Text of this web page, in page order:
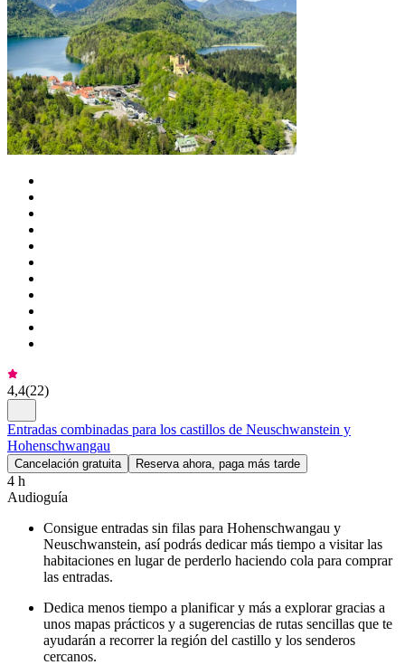
4,4(22)
Entradas combinadas para los castillos de Neuschwanstein y
Hohenschwangau
Cancelación gratuita Reserva ahora, paga más tarde
4 h
Audioguía
Consigue entradas sin filas para Hohenschwangau y
Neuschwanstein, así podrás dedicar más tiempo a visitar las
habitaciones en lugar de perderlo haciendo cola para comprar
las entradas.
Dedica menos tiempo a planificar y más a explorar gracias a
unos mapas prácticos y a sugerencias de rutas sencillas que te
ayudarán a recorrer la región del castillo y los senderos
cercanos.